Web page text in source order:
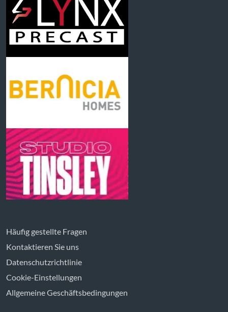
Häufig gestellte Fragen
Kontaktieren Sie uns
Datenschutzrichtlinie
Cookie-Einstellungen
Allgemeine Geschäftsbedingungen